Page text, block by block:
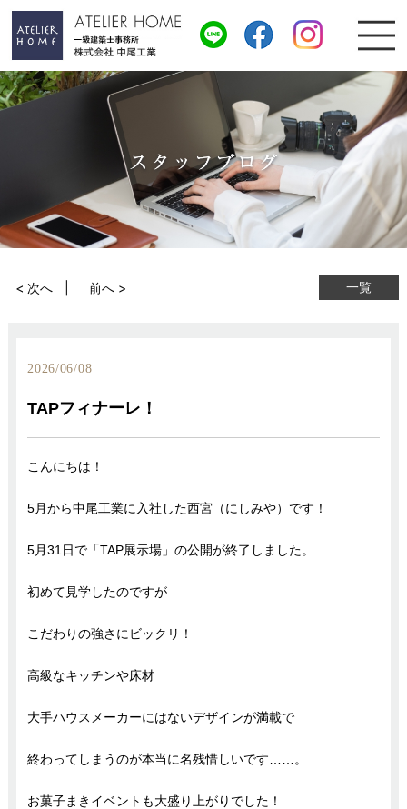
一覧
< 次へ 前へ >
2026/06/08
TAPフィナーレ！
こんにちは！
5月から中尾工業に入社した西宮（にしみや）です！
5月31日で「TAP展示場」の公開が終了しました。
初めて見学したのですが
こだわりの強さにビックリ！
高級なキッチンや床材
大手ハウスメーカーにはないデザインが満載で
終わってしまうのが本当に名残惜しいです……。
お菓子まきイベントも大盛り上がりでした！